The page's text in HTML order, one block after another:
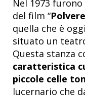
Nel 1973
del film “
quella che è
situato un
Questa stanza
caratteristica
piccole celle
lucernario che